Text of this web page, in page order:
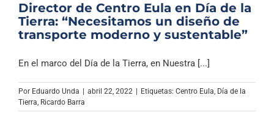
Director de Centro Eula en Día de la
Tierra: “Necesitamos un diseño de
transporte moderno y sustentable”
En el marco del Día de la Tierra, en Nuestra [...]
Por Eduardo Unda abril 22, 2022 Etiquetas: Centro Eula, Día de la
Tierra, Ricardo Barra